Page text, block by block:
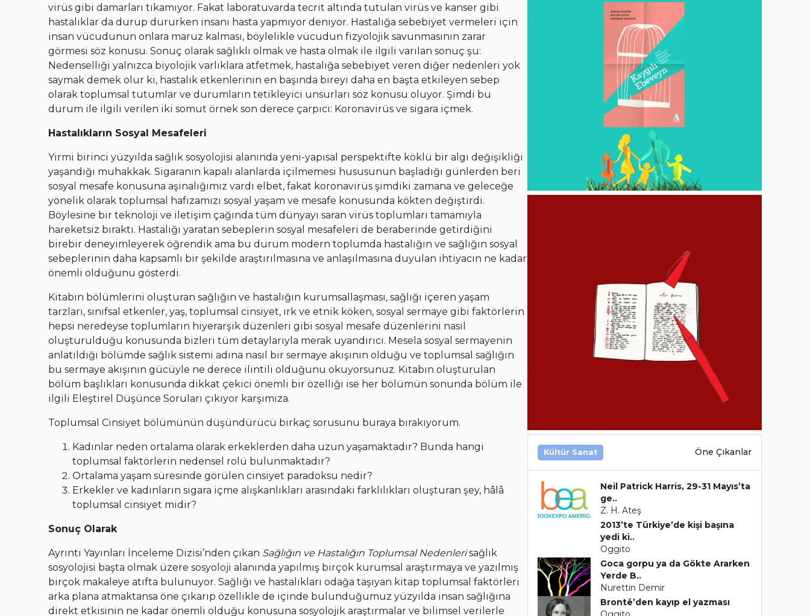
virüs gibi damarları tıkamıyor. Fakat laboratuvarda tecrit altında tutulan virüs ve kanser gibi
hastalıklar da durup dururken insanı hasta yapmıyor deniyor. Hastalığa sebebiyet vermeleri için
insan vücudunun onlara maruz kalması, böylelikle vücudun fizyolojik savunmasının zarar
görmesi söz konusu. Sonuç olarak sağlıklı olmak ve hasta olmak ile ilgili varılan sonuç şu:
Nedenselliği yalnızca biyolojik varlıklara atfetmek, hastalığa sebebiyet veren diğer nedenleri yok
saymak demek olur ki, hastalık etkenlerinin en başında bireyi daha en başta etkileyen sebep
olarak toplumsal tutumlar ve durumların tetikleyici unsurları söz konusu oluyor. Şimdi bu
durum ile ilgili verilen iki somut örnek son derece çarpıcı: Koronavirüs ve sigara içmek.
Hastalıkların Sosyal Mesafeleri
Yirmi birinci yüzyılda sağlık sosyolojisi alanında yeni-yapısal perspektifte köklü bir algı değişikliği
yaşandığı muhakkak. Sigaranın kapalı alanlarda içilmemesi hususunun başladığı günlerden beri
sosyal mesafe konusuna aşinalığımız vardı elbet, fakat koronavirüs şimdiki zamana ve geleceğe
yönelik olarak toplumsal hafızamızı sosyal yaşam ve mesafe konusunda kökten değiştirdi.
Böylesine bir teknoloji ve iletişim çağında tüm dünyayı saran virüs toplumları tamamıyla
hareketsiz bıraktı. Hastalığı yaratan sebeplerin sosyal mesafeleri de beraberinde getirdiğini
birebir deneyimleyerek öğrendik ama bu durum modern toplumda hastalığın ve sağlığın sosyal
sebeplerinin daha kapsamlı bir şekilde araştırılmasına ve anlaşılmasına duyulan ihtiyacın ne kadar
önemli olduğunu gösterdi.
Kitabın bölümlerini oluşturan sağlığın ve hastalığın kurumsallaşması, sağlığı içeren yaşam
tarzları, sınıfsal etkenler, yaş, toplumsal cinsiyet, ırk ve etnik köken, sosyal sermaye gibi faktörlerin
hepsi neredeyse toplumların hiyerarşik düzenleri gibi sosyal mesafe düzenlerini nasıl
oluşturulduğu konusunda bizleri tüm detaylarıyla merak uyandırıcı. Mesela sosyal sermayenin
anlatıldığı bölümde sağlık sistemi adına nasıl bir sermaye akışının olduğu ve toplumsal sağlığın
bu sermaye akışının gücüyle ne derece ilintili olduğunu okuyorsunuz. Kitabın oluşturulan
bölüm başlıkları konusunda dikkat çekici önemli bir özelliği ise her bölümün sonunda bölüm ile
ilgili Eleştirel Düşünce Soruları çıkıyor karşımıza.
Toplumsal Cinsiyet bölümünün düşündürücü birkaç sorusunu buraya bırakıyorum.
Kadınlar neden ortalama olarak erkeklerden daha uzun yaşamaktadır? Bunda hangi
toplumsal faktörlerin nedensel rolü bulunmaktadır?
Ortalama yaşam süresinde görülen cinsiyet paradoksu nedir?
Erkekler ve kadınların sigara içme alışkanlıkları arasındaki farklılıkları oluşturan şey, hâlâ
toplumsal cinsiyet midir?
Sonuç Olarak
Ayrıntı Yayınları İnceleme Dizisi’nden çıkan Sağlığın ve Hastalığın Toplumsal Nedenlerisağlık
sosyolojisi başta olmak üzere sosyoloji alanında yapılmış birçok kurumsal araştırmaya ve yazılmış
birçok makaleye atıfta bulunuyor. Sağlığı ve hastalıkları odağa taşıyan kitap toplumsal faktörleri
arka plana atmaktansa öne çıkarıp özellikle de içinde bulunduğumuz yüzyılda insan sağlığına
direkt etkisinin ne kadar önemli olduğu konusuna sosyolojik araştırmalar ve bilimsel verilerle
Kültür Sanat Öne Çıkanlar
Neil Patrick Harris, 29-31 Mayıs’ta
ge..
Z. H. Ateş
2013’te Türkiye’de kişi başına
yedi ki..
Oggito
Goca gorpu ya da Gökte Ararken
Yerde B..
Nurettin Demir
Brontë’den kayıp el yazması